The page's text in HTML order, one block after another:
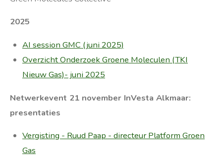
2025
AI session GMC (juni 2025)
Overzicht Onderzoek Groene Moleculen (TKI
Nieuw Gas)- juni 2025
Netwerkevent 21 november InVesta Alkmaar:
presentaties
Vergisting - Ruud Paap - directeur Platform Groen
Gas